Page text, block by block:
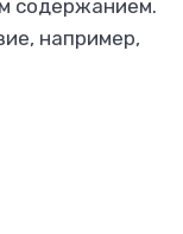
содержанием.
например,